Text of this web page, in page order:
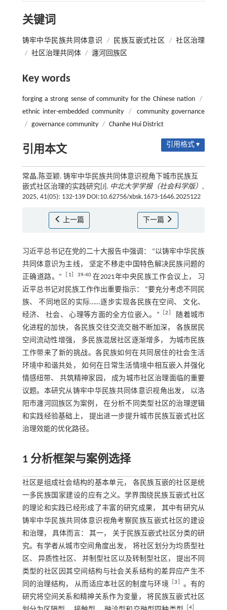
关键词
铸牢中华民族共同体意识 / 民族互嵌式社区 / 社区治理
/ 社区治理共同体 / 瀍河回族区
Key words
forging a strong sense of community for the Chinese nation
/
ethnic inter-embedded community
/
community governance
/ governance community / Chanhe Hui District
引用本文 引用格式 ▾
常晶,陈亚颖. 铸牢中华民族共同体意识视角下城市民族互
嵌式社区治理的实践研究[J]. 中北大学学报（社会科学版） ,
2025, 41(05): 132-139 DOI:10.62756/xbsk.1673-1646.2025122
上一篇 下一篇
习近平总书记在党的二十大报告中强调： “以铸牢中华民族
共同体意识为主线， 坚定不移走中国特色解决民族问题的
正确道路。”
1 ］39-40在2021年中央民族工作会议上， 习
近平总书记对民族工作作出重要指示： “要充分考虑不同民
族、 不同地区的实际……逐步实现各民族在空间、 文化、
经济、 社会、 心理等方面的全方位嵌入。” ［2
随着城市
化进程的加快， 各民族交往交流交融不断加深， 各族居民
空间流动性增强， 多民族混居社区逐渐增多， 为城市民族
工作带来了新的挑战。各民族如何在共同居住的社会生活
环境中和谐共处， 如何在日常生活情境中相互嵌入并强化
情感纽带、 共筑精神家园， 成为城市社区治理面临的重要
议题。本研究从铸牢中华民族共同体意识视角出发， 以洛
阳市瀍河回族区为案例， 在分析不同类型社区的治理逻辑
和实践经验基础上， 提出进一步提升城市民族互嵌式社区
治理效能的优化路径。
1 分析框架与案例选择
社区是组成社会结构的基本单元， 各民族互嵌的社区是统
一多民族国家建设的应有之义。学界围绕民族互嵌式社区
的理论和实践已经形成了丰富的研究成果， 其中有研究从
铸牢中华民族共同体意识视角考察民族互嵌式社区的建设
和治理， 具体而言： 其一， 关于民族互嵌式社区分类的研
究。有学者从城市空间角度出发， 将社区划分为均质型社
区、 异质性社区、 并制型社区以及转制型社区， 提出不同
类型的社区因其空间结构与社会关系结构的差异应产生不
同的治理结构， 从而适应本社区的制度与环境 ［3
。有的
研究将空间关系和精神关系作为变量， 将民族互嵌式社区
［4